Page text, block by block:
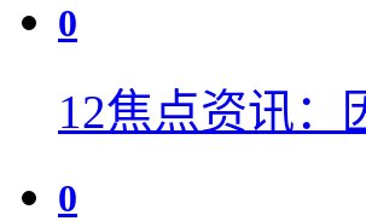
0
12焦点资讯：
0